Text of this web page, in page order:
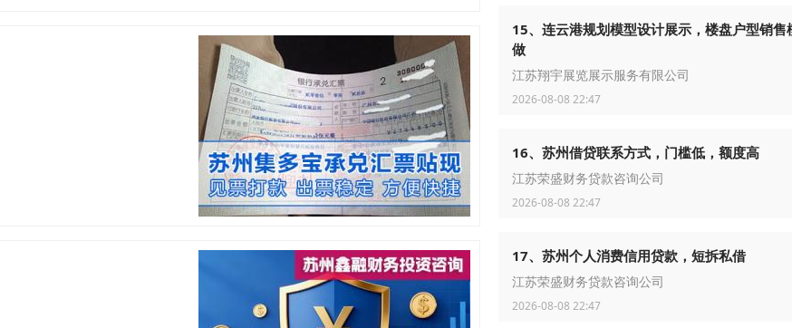
15、连云港规划模型设计展示，楼盘户型销售
做
江苏翔宇展览展示服务有限公司
2026-08-08 22:47
16、苏州借贷联系方式，门槛低，额度高
江苏荣盛财务贷款咨询公司
2026-08-08 22:47
17、苏州个人消费信用贷款，短拆私借
江苏荣盛财务贷款咨询公司
2026-08-08 22:47